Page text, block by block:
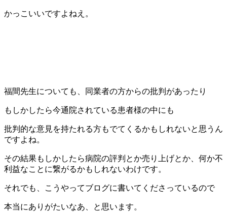
かっこいいですよねえ。
福間先生についても、同業者の方からの批判があったり
もしかしたら今通院されている患者様の中にも
批判的な意見を持たれる方もでてくるかもしれないと思うん
ですよね。
その結果もしかしたら病院の評判とか売り上げとか、何か不
利益なことに繋がるかもしれないわけです。
それでも、こうやってブログに書いてくださっているので
本当にありがたいなあ、と思います。